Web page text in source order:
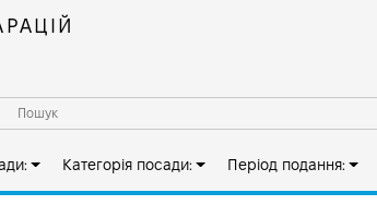
Категорія посади: Період подання: